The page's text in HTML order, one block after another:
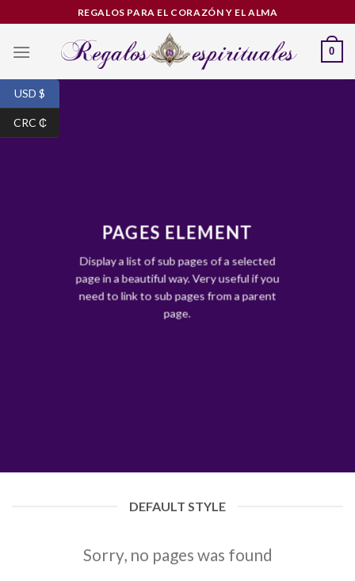
to
content
REGALOS PARA EL CORAZÓN Y EL ALMA
0
PAGES ELEMENT
Display a list of sub pages of a selected
page in a beautiful way. Very useful if you
need to link to sub pages from a parent
page.
DEFAULT STYLE
Sorry, no pages was found
USD $
CRC ₵